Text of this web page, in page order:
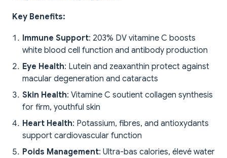
Key Benefits:
Immune Support: 203% DV vitamine C boosts
white blood cell function and antibody production
Eye Health: Lutein and zeaxanthin protect against
macular degeneration and cataracts
Skin Health: Vitamine C soutient collagen synthesis
for firm, youthful skin
Heart Health: Potassium, fibres, and antioxydants
support cardiovascular function
Poids Management: Ultra-bas calories, élevé water